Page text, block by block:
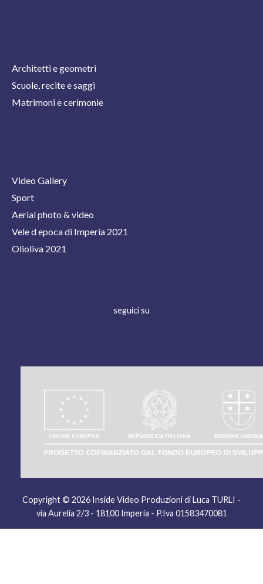
Architetti e geometri
Scuole, recite e saggi
Matrimoni e cerimonie
Video Gallery
Sport
Aerial photo & video
Vele d epoca di Imperia 2021
Olioliva 2021
seguici su
Copyright © 2026 Inside Video Produzionidi Luca TURLI -
via Aurelia 2/3 - 18100 Imperia - P.Iva 01583470081